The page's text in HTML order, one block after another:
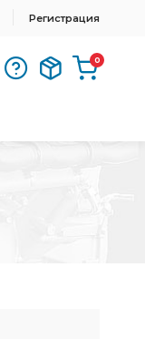
Регистрация
0